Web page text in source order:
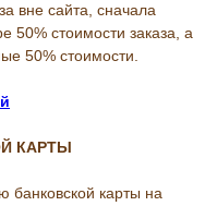
вне сайта, сначала
50% стоимости заказа, а
50% стоимости.
КАРТЫ
карты на